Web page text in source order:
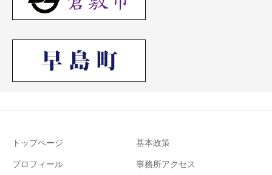
トップページ
基本政策
プロフィール
事務所アクセス